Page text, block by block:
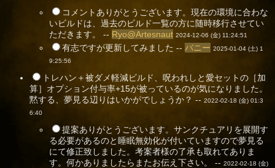
コメントありがとうございます。現在の環境に合わな
いビルドは、過去のビルド一覧の方に随時移行させてい
ただきます。 -- Ryo@Artesnaut 2024-12-06 (金) 11:24:51
有志ですが更新してみました -- バニー 2025-01-04 (土) 1
9:25:56
トレハン＋被ダメ軽減ビルド、呪われしと愛セットの［加
算］オプション付与率+15が被っているのが気になりました。
黙する、夢見る辺りはいかがでしょうか？ --2022-02-18 (金) 01:3
6:40
提案ありがとうございます。サンクチュアリを展開す
る必要があるのと睡眠無効化が付いていますので夢見る
にて修正致しました。考案者様の了承も取れてありま
す。何かありましたらまたお伝え下さい。 --2022-02-18 (金)